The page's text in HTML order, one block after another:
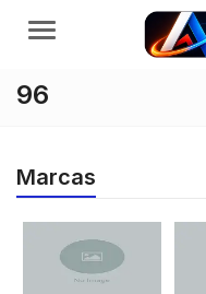
Menú
96
Marcas